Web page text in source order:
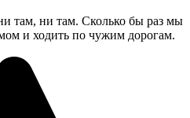
там, ни там. Сколько бы раз мы
и ходить по чужим дорогам.